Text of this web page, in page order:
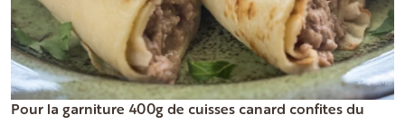
Pour la garniture 400g de cuisses canard confites du